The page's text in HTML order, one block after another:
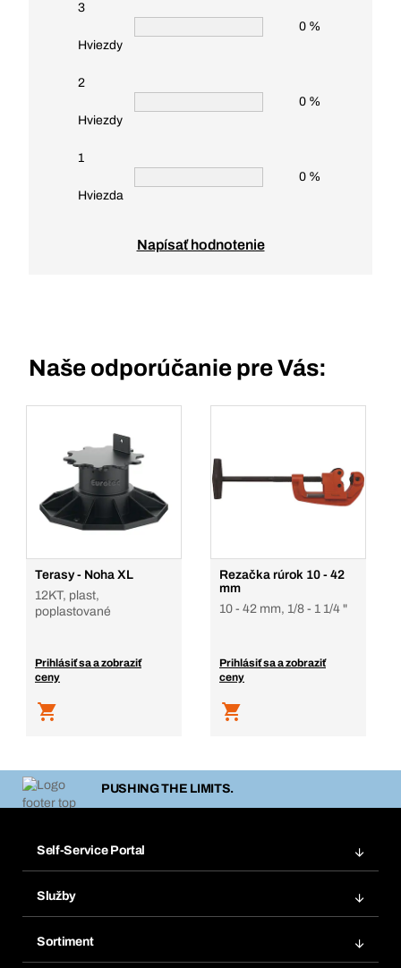
3
Hviezdy
0 %
2
Hviezdy
0 %
1
Hviezda
0 %
Napísať hodnotenie
Naše odporúčanie pre Vás:
Terasy - Noha XL
12KT, plast,
poplastované
Prihlásiť sa a zobraziť
ceny
Rezačka rúrok 10 - 42
mm
10 - 42 mm, 1/8 - 1 1/4 "
Prihlásiť sa a zobraziť
ceny
PUSHING THE LIMITS.
Self-Service Portal
Obľúbené
Služby
Sortiment